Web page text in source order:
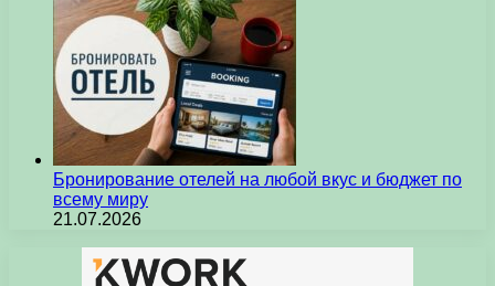
Бронирование отелей на любой вкус и бюджет по
всему миру
21.07.2026